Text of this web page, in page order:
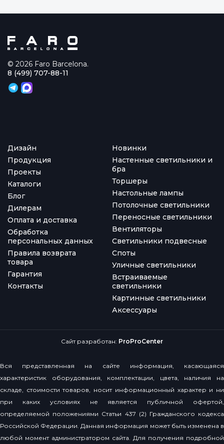
© 2026 Faro Barcelona.
Дизайн
Продукция
Проекты
Каталоги
Блог
Дилерам
Оплата и доставка
Обработка
персональных данных
Правила возврата
товара
Гарантия
Контакты
Новинки
Настенные светильники и
бра
Торшеры
Настольные лампы
Потолочные светильники
Переносные светильники
Вентиляторы
Светильники подвесные
Споты
Уличные светильники
Встраиваемые
светильники
Картинные светильники
Аксессуары
8 (499) 707-88-11
Сайт разработан: ProProCenter
Вся представленная на сайте информация, касающаяся
характеристик оборудования, комплектации, цвета, наличия на
складе, стоимости товаров, носит информационный характер и ни
при каких условиях не является публичной офертой,
определяемой положениями Статьи 437 (2) Гражданского кодекса
Российской Федерации. Данная информация может быть изменена в
любой момент администратором сайта. Для получения подробной